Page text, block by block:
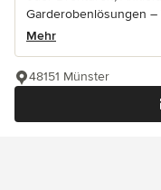
Garderobenlösungen –
Mehr
48151 Münster